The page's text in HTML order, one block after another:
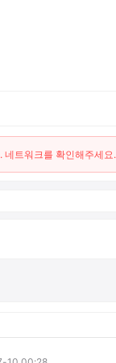
네트워크를 확인해주세요.